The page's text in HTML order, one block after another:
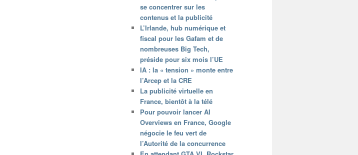
se concentrer sur les
contenus et la publicité
L’Irlande, hub numérique et
fiscal pour les Gafam et de
nombreuses Big Tech,
préside pour six mois l’UE
IA : la « tension » monte entre
l’Arcep et la CRE
La publicité virtuelle en
France, bientôt à la télé
Pour pouvoir lancer AI
Overviews en France, Google
négocie le feu vert de
l’Autorité de la concurrence